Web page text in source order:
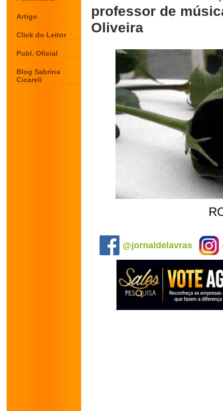
Artigo
Click do Leitor
Publ. Oficial
Blog Sabrina
Cicareli
professor de
Oliveira
@jornaldelavras